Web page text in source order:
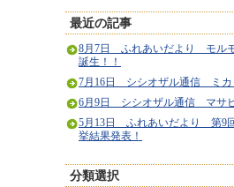
最近の記事
8月7日 ふれあいだより モル
誕生！！
7月16日 シシオザル通信 ミカ
6月9日 シシオザル通信 マサ
5月13日 ふれあいだより 第9
挙結果発表！
分類選択